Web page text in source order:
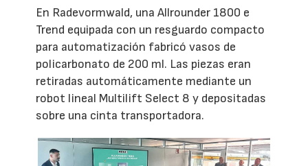
En Radevormwald, una Allrounder 1800 e
Trend equipada con un resguardo compacto
para automatización fabricó vasos de
policarbonato de 200 ml. Las piezas eran
retiradas automáticamente mediante un
robot lineal Multilift Select 8 y depositadas
sobre una cinta transportadora.